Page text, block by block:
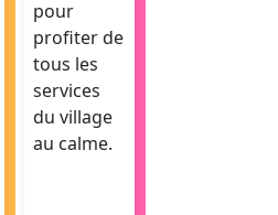
pour
profiter de
tous les
services
du village
au calme.